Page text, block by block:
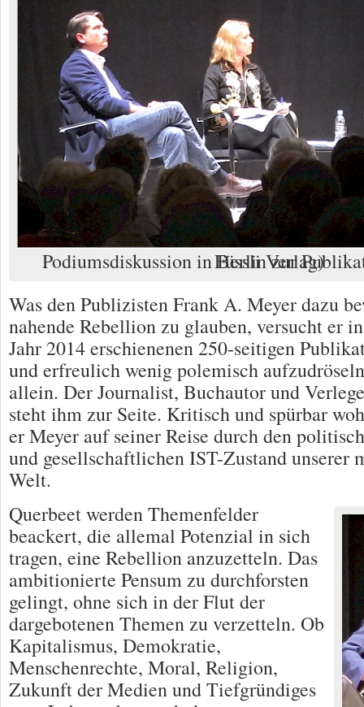
Podiumsdiskussion in Berlin zur Publikation. (Foto: Orell Füssli Verlag)
Was den Publizisten Frank A. Meyer dazu
nahende Rebellion zu glauben, versucht er
Jahr 2014 erschienenen 250-seitigen
und erfreulich wenig polemisch
allein. Der Journalist, Buchautor und
steht ihm zur Seite. Kritisch und spürbar
er Meyer auf seiner Reise durch den
und gesellschaftlichen IST-Zustand unserer
Welt.
Querbeet werden Themenfelder
beackert, die allemal Potenzial in sich
tragen, eine Rebellion anzuzetteln. Das
ambitionierte Pensum zu durchforsten
gelingt, ohne sich in der Flut der
dargebotenen Themen zu verzetteln. Ob
Kapitalismus, Demokratie,
Menschenrechte, Moral, Religion,
Zukunft der Medien und Tiefgründiges